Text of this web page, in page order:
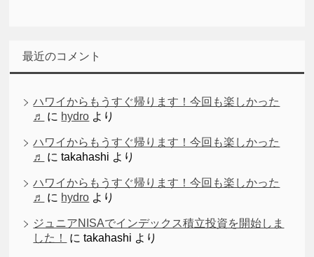
最近のコメント
ハワイからもうすぐ帰ります！今回も楽しかった
♬
に hydro より
ハワイからもうすぐ帰ります！今回も楽しかった
♬
にtakahashi より
ハワイからもうすぐ帰ります！今回も楽しかった
♬
に hydro より
ジュニアNISAでインデックス積立投資を開始しま
した！
にtakahashi より